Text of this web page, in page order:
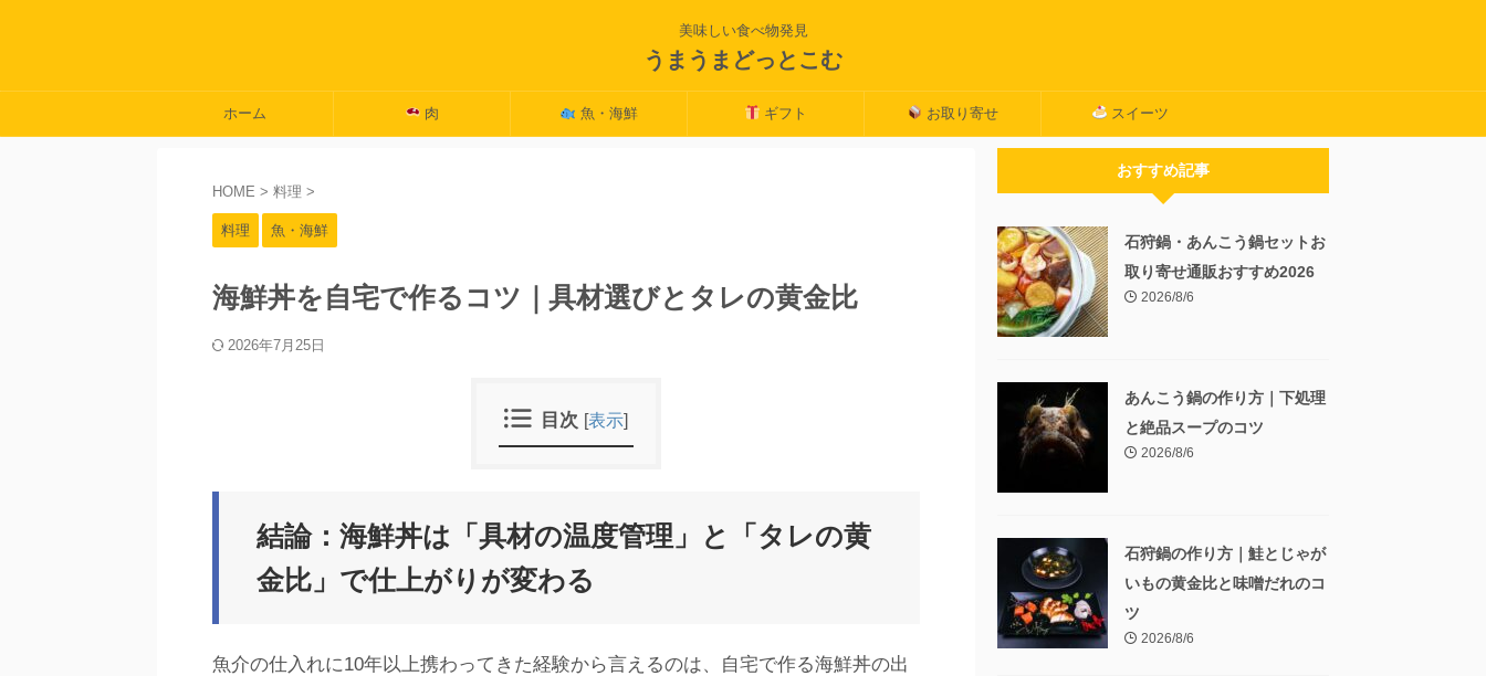
美味しい食べ物発見
うまうまどっとこむ
ホーム 肉 魚・海鮮 ギフト お取り寄せ スイーツ
HOME > 料理 >
料理 魚・海鮮
海鮮丼を自宅で作るコツ｜具材選びとタレの黄金比
2026年7月25日
目次 [表示]
結論：海鮮丼は「具材の温度管理」と「タレの黄
金比」で仕上がりが変わる
魚介の仕入れに10年以上携わってきた経験から言えるのは、自宅で作る海鮮丼の出
おすすめ記事
石狩鍋・あんこう鍋セットお
取り寄せ通販おすすめ2026
2026/8/6
あんこう鍋の作り方｜下処理
と絶品スープのコツ
2026/8/6
石狩鍋の作り方｜鮭とじゃが
いもの黄金比と味噌だれのコ
ツ
2026/8/6